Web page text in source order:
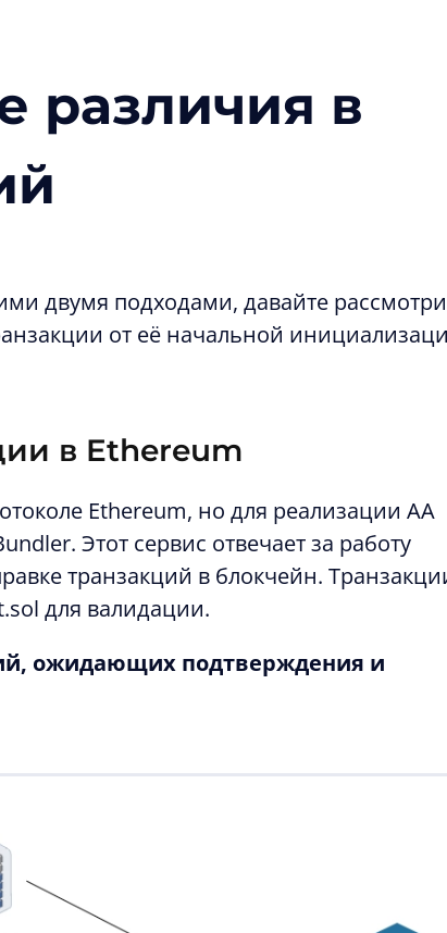
различия в
двумя подходами, давайте
от её начальной
в Ethereum
Ethereum, но для реализации АА
Этот сервис отвечает за работу
транзакций в блокчейн.
для валидации.
ожидающих подтверждения и